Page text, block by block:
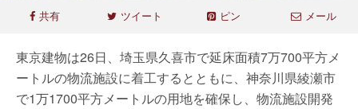
共有 ツイート ピン メール
東京建物は26日、埼玉県久喜市で延床面積7万700平方メ
ートルの物流施設に着工するとともに、神奈川県綾瀬市
で1万1700平方メートルの用地を確保し、物流施設開発